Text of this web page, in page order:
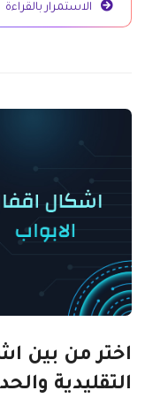
الاستمرار بالقراءة
اختر من بين
التقليدية